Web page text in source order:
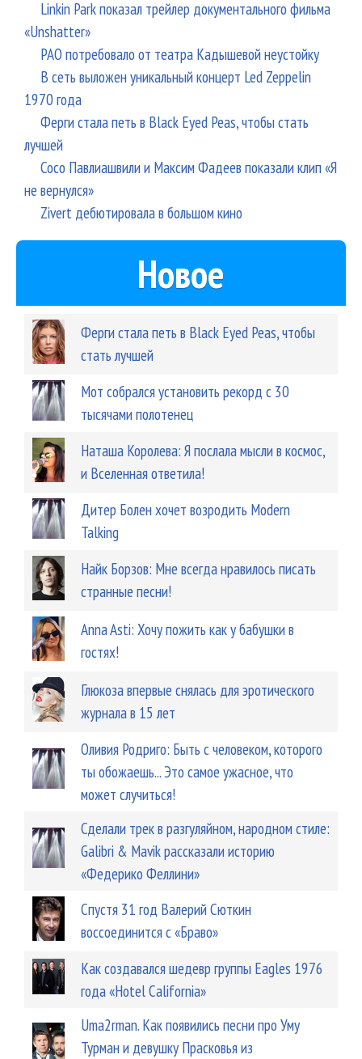
Linkin Park показал трейлер документального фильма
«Unshatter»
РАО потребовало от театра Кадышевой неустойку
В сеть выложен уникальный концерт Led Zeppelin
1970 года
Ферги стала петь в Black Eyed Peas, чтобы стать
лучшей
Сосо Павлиашвили и Максим Фадеев показали клип «Я
не вернулся»
Zivert дебютировала в большом кино
Новое
Ферги стала петь в Black Eyed Peas, чтобы
стать лучшей
Мот собрался установить рекорд с 30
тысячами полотенец
Наташа Королева: Я послала мысли в космос,
и Вселенная ответила!
Дитер Болен хочет возродить Modern
Talking
Найк Борзов: Мне всегда нравилось писать
странные песни!
Anna Asti: Хочу пожить как у бабушки в
гостях!
Глюкоза впервые снялась для эротического
журнала в 15 лет
Оливия Родриго: Быть ​​с человеком, которого
ты обожаешь... Это самое ужасное, что
может случиться!
Сделали трек в разгуляйном, народном стиле:
Galibri & Mavik рассказали историю
«Федерико Феллини»
Спустя 31 год Валерий Сюткин
воссоединится с «Браво»
Как создавался шедевр группы Eagles 1976
года «Hotel California»
Uma2rman. Как появились песни про Уму
Турман и девушку Прасковья из